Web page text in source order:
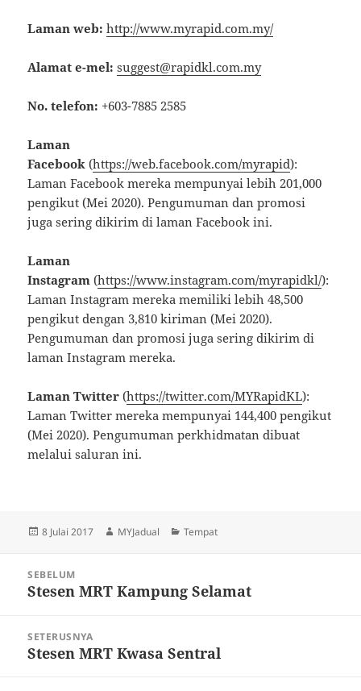
Laman web:http://www.myrapid.com.my/
Alamat e-mel:suggest@rapidkl.com.my
No. telefon: +603-7885 2585
Laman
Facebook (https://web.facebook.com/myrapid):
Laman Facebook mereka mempunyai lebih 201,000
pengikut (Mei 2020). Pengumuman dan promosi
juga sering dikirim di laman Facebook ini.
Laman
Instagram(https://www.instagram.com/myrapidkl/):
Laman Instagram mereka memiliki lebih 48,500
pengikut dengan 3,810 kiriman (Mei 2020).
Pengumuman dan promosi juga sering dikirim di
laman Instagram mereka.
Laman Twitter(https://twitter.com/MYRapidKL):
Laman Twitter mereka mempunyai 144,400 pengikut
(Mei 2020). Pengumuman perkhidmatan dibuat
melalui saluran ini.
Dikirimkan
8 Julai 2017 Pengarang
MYJadual Kategori
Tempat
kirimanSEBELUM
Kiriman
Stesen MRT Kampung Selamat
SETERUSNYA
Kiriman
Stesen MRT Kwasa Sentral